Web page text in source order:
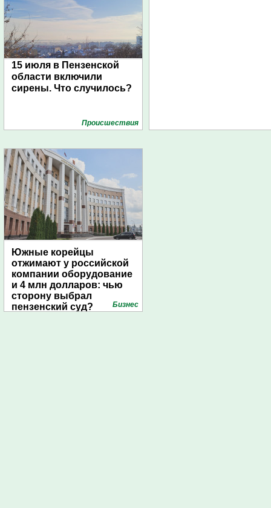
15 июля в Пензенской
области включили
сирены. Что случилось?
Проиcшествия
Южные корейцы
отжимают у российской
компании оборудование
и 4 млн долларов: чью
сторону выбрал
пензенский суд?
Бизнес